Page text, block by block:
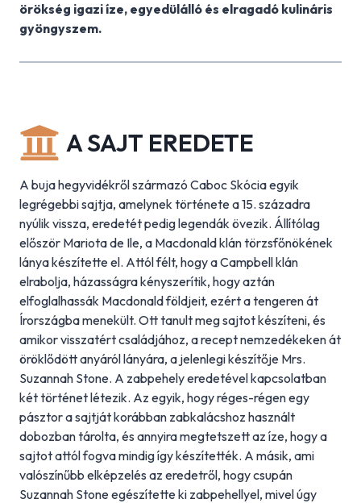
örökség igazi íze, egyedülálló és elragadó kulináris
gyöngyszem.
A SAJT EREDETE
A buja hegyvidékről származó Caboc Skócia egyik
legrégebbi sajtja, amelynek története a 15. századra
nyúlik vissza, eredetét pedig legendák övezik. Állítólag
először Mariota de Ile, a Macdonald klán törzsfőnökének
lánya készítette el. Attól félt, hogy a Campbell klán
elrabolja, házasságra kényszerítik, hogy aztán
elfoglalhassák Macdonald földjeit, ezért a tengeren át
Írországba menekült. Ott tanult meg sajtot készíteni, és
amikor visszatért családjához, a recept nemzedékeken át
öröklődött anyáról lányára, a jelenlegi készítője Mrs.
Suzannah Stone. A zabpehely eredetével kapcsolatban
két történet létezik. Az egyik, hogy réges-régen egy
pásztor a sajtját korábban zabkalácshoz használt
dobozban tárolta, és annyira megtetszett az íze, hogy a
sajtot attól fogva mindig így készítették. A másik, ami
valószínűbb elképzelés az eredetről, hogy csupán
Suzannah Stone egészítette ki zabpehellyel, mivel úgy